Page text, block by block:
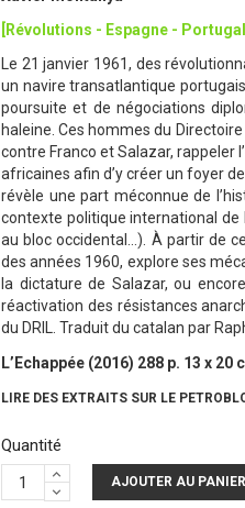
[Révolutions - Espagne -
Le 21 janvier 1961, des
un navire transatlantique
poursuite et de négociations
haleine. Ces hommes du
contre Franco et Salazar, rappeler
africaines afin d’y créer un foyer
révèle une part méconnue de
contexte politique international de
au bloc occidental…). À partir de
des années 1960, explore ses
la dictature de Salazar, ou
réactivation des résistances
du DRIL. Traduit du catalan par
L’Echappée (2016) 288 p. 13 x 20
LIRE DES EXTRAITS SUR LE
Quantité
AJOUTER AU PANIER